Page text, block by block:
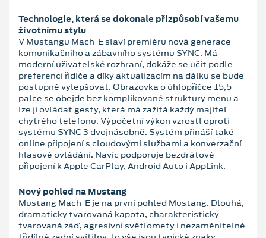
Technologie, která se dokonale přizpůsobí vašemu
životnímu stylu
V Mustangu Mach-E slaví premiéru nová generace
komunikačního a zábavního systému SYNC. Má
moderní uživatelské rozhraní, dokáže se učit podle
preferencí řidiče a díky aktualizacím na dálku se bude
postupně vylepšovat. Obrazovka o úhlopříčce 15,5
palce se obejde bez komplikované struktury menu a
lze ji ovládat gesty, která má zažitá každý majitel
chytrého telefonu. Výpočetní výkon vzrostl oproti
systému SYNC 3 dvojnásobně. Systém přináší také
online připojení s cloudovými službami a konverzační
hlasové ovládání. Navíc podporuje bezdrátové
připojení k Apple CarPlay, Android Auto i AppLink.
Nový pohled na Mustang
Mustang Mach-E je na první pohled Mustang. Dlouhá,
dramaticky tvarovaná kapota, charakteristicky
tvarovaná záď, agresivní světlomety i nezaměnitelné